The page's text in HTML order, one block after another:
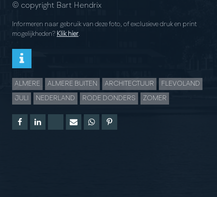
© copyright Bart Hendrix
Informeren naar gebruik van deze foto, of exclusieve druk en print
mogelijkheden? Klik hier.
ALMERE ALMERE BUITEN ARCHITECTUUR FLEVOLAND
JULI NEDERLAND RODE DONDERS ZOMER